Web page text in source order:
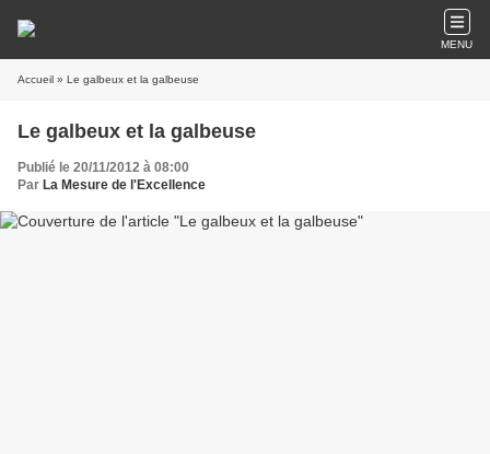
MENU
Accueil » Le galbeux et la galbeuse
Le galbeux et la galbeuse
Publié le 20/11/2012 à 08:00
Par La Mesure de l'Excellence